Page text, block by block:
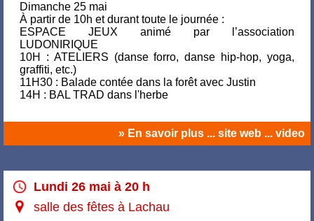
Dimanche 25 mai
À partir de 10h et durant toute le journée :
ESPACE JEUX animé par l’association
LUDONIRIQUE
10H : ATELIERS (danse forro, danse hip-hop, yoga,
graffiti, etc.)
11H30 : Balade contée dans la forêt avec Justin
14H : BAL TRAD dans l'herbe
» En savoir plus ... site web ... video
Lundi 26 mai à 20 h
salle des fêtes à Lachau